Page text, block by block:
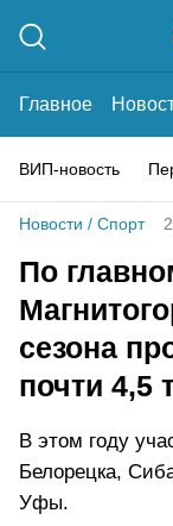
Главное
ВИП-новость
Новости / Спорт
По
сезона
почти 4,5
В этом году
Белорецка,
Уфы.